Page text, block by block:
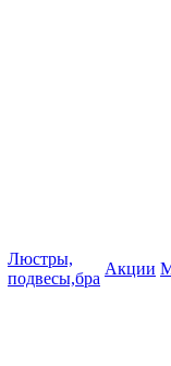
Люстры,
подвесы,бра
Акции